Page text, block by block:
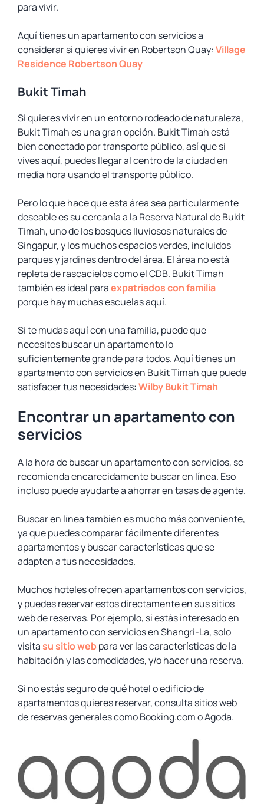
para vivir.
Aquí tienes un apartamento con servicios a
considerar si quieres vivir en Robertson Quay:Village
Residence Robertson Quay
Bukit Timah
Si quieres vivir en un entorno rodeado de naturaleza,
Bukit Timah es una gran opción. Bukit Timah está
bien conectado por transporte público, así que si
vives aquí, puedes llegar al centro de la ciudad en
media hora usando el transporte público.
Pero lo que hace que esta área sea particularmente
deseable es su cercanía a la Reserva Natural de Bukit
Timah, uno de los bosques lluviosos naturales de
Singapur, y los muchos espacios verdes, incluidos
parques y jardines dentro del área. El área no está
repleta de rascacielos como el CDB. Bukit Timah
también es ideal paraexpatriados con familia
porque hay muchas escuelas aquí.
Si te mudas aquí con una familia, puede que
necesites buscar un apartamento lo
suficientemente grande para todos. Aquí tienes un
apartamento con servicios en Bukit Timah que puede
satisfacer tus necesidades:Wilby Bukit Timah
Encontrar un apartamento con
servicios
A la hora de buscar un apartamento con servicios, se
recomienda encarecidamente buscar en línea. Eso
incluso puede ayudarte a ahorrar en tasas de agente.
Buscar en línea también es mucho más conveniente,
ya que puedes comparar fácilmente diferentes
apartamentos y buscar características que se
adapten a tus necesidades.
Muchos hoteles ofrecen apartamentos con servicios,
y puedes reservar estos directamente en sus sitios
web de reservas. Por ejemplo, si estás interesado en
un apartamento con servicios en Shangri-La, solo
visita su sitio webpara ver las características de la
habitación y las comodidades, y/o hacer una reserva.
Si no estás seguro de qué hotel o edificio de
apartamentos quieres reservar, consulta sitios web
de reservas generales como Booking.com o Agoda.